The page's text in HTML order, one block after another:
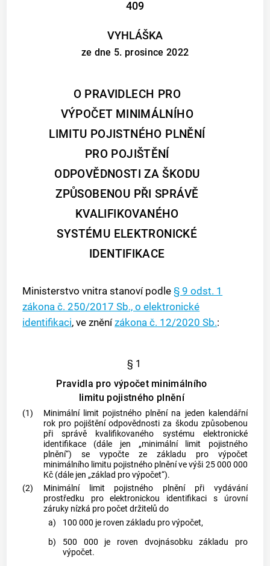
409
VYHLÁŠKA
ze dne 5. prosince 2022
O PRAVIDLECH PRO
VÝPOČET MINIMÁLNÍHO
LIMITU POJISTNÉHO PLNĚNÍ
PRO POJIŠTĚNÍ
ODPOVĚDNOSTI ZA ŠKODU
ZPŮSOBENOU PŘI SPRÁVĚ
KVALIFIKOVANÉHO
SYSTÉMU ELEKTRONICKÉ
IDENTIFIKACE
Ministerstvo vnitra stanoví podle§ 9 odst. 1
zákona č. 250/2017 Sb., o elektronické
identifikaci, ve zněnízákona č. 12/2020 Sb.:
§ 1
Pravidla pro výpočet minimálního
limitu pojistného plnění
(1)
Minimální limit pojistného plnění na jeden kalendářní
rok pro pojištění odpovědnosti za škodu způsobenou
při správě kvalifikovaného systému elektronické
identifikace (dále jen „minimální limit pojistného
plnění“) se vypočte ze základu pro výpočet
minimálního limitu pojistného plnění ve výši 25 000 000
Kč (dále jen „základ pro výpočet“).
(2)
Minimální limit pojistného plnění při vydávání
prostředku pro elektronickou identifikaci s úrovní
záruky nízká pro počet držitelů do
a)
100 000 je roven základu pro výpočet,
b)
500 000 je roven dvojnásobku základu pro
výpočet.